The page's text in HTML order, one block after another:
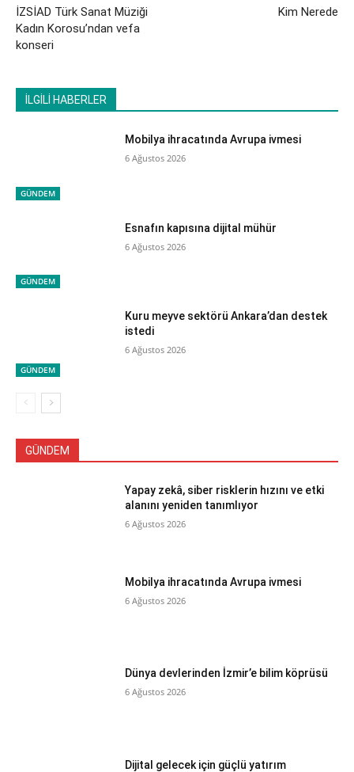
İZSİAD Türk Sanat Müziği
Kadın Korosu’ndan vefa
konseri
Kim Nerede
İLGİLİ HABERLER
GÜNDEM
Mobilya ihracatında Avrupa ivmesi
6 Ağustos 2026
GÜNDEM
Esnafın kapısına dijital mühür
6 Ağustos 2026
GÜNDEM
Kuru meyve sektörü Ankara’dan destek
istedi
6 Ağustos 2026
GÜNDEM
Yapay zekâ, siber risklerin hızını ve etki
alanını yeniden tanımlıyor
6 Ağustos 2026
Mobilya ihracatında Avrupa ivmesi
6 Ağustos 2026
Dünya devlerinden İzmir’e bilim köprüsü
6 Ağustos 2026
Dijital gelecek için güçlü yatırım